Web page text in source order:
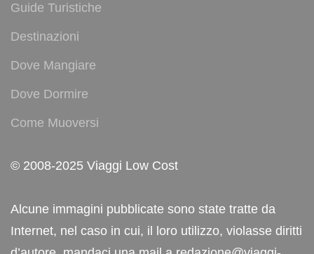
Guide Turistiche
Destinazioni
Dove Mangiare
Dove Dormire
Come Muoversi
© 2008-2025 Viaggi Low Cost
Alcune immagini pubblicate sono state tratte da
Internet, nel caso in cui, il loro utilizzo, violasse diritti